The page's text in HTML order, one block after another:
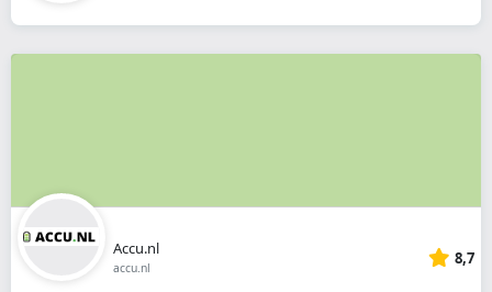
Accu.nl
accu.nl 8,7